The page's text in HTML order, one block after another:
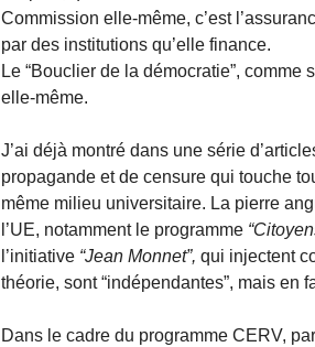
Commission elle-même, c’est
par des institutions qu’elle finance.
Le “Bouclier de la démocratie”,
elle-même.
J’ai déjà montré dans une série
propagande et de censure qui touche
même milieu universitaire. La pierre
l’UE, notamment le programme
l’initiative “Jean Monnet”, qui injectent
théorie, sont “indépendantes”, mais en
Dans le cadre du programme CERV,